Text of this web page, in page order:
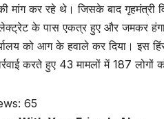
मांग कर रहे थे। जिसके बाद गृहमंत्री
के पास एकत्र हुए और जमकर
को आग के हवाले कर दिया। इस
करते हुए 43 मामलों में 187 लोगों
65